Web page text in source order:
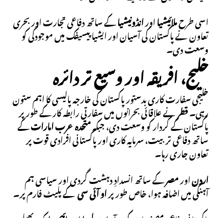
اسی طرحملائیشیااورانڈونیشیاکے ساتھ دفاعی تجارت اور بحری
تعاون نے پاکستان کی آسیان اور ایشیا پیسیفک میں موجودگی کو
وسعت دی۔
خلیج، افریقہ اور وسیع تر دائرہ
خلیجی سفارت کاری بدستور پاکستان کی خارجہ پالیسی کا اہم ستون
رہی۔قطرنے علاقائی بحرانوں میں سفارتی رابطہ کار کے طور پر
پاکستان کے کردار کو وسعت دی، جبکہمتحدہ عرب اماراتکے
ساتھ دفاعی تربیت، سرمایہ کاری اور پاکستانی افرادی قوت پر
تعاون جاری رہا۔
اردناورمصرکے ساتھ انسدادِ دہشت گردی اور سیاسی ہم
آہنگی میں اضافہ ہوا، خاص طور پراو آئی سیکے پلیٹ فارم پر۔